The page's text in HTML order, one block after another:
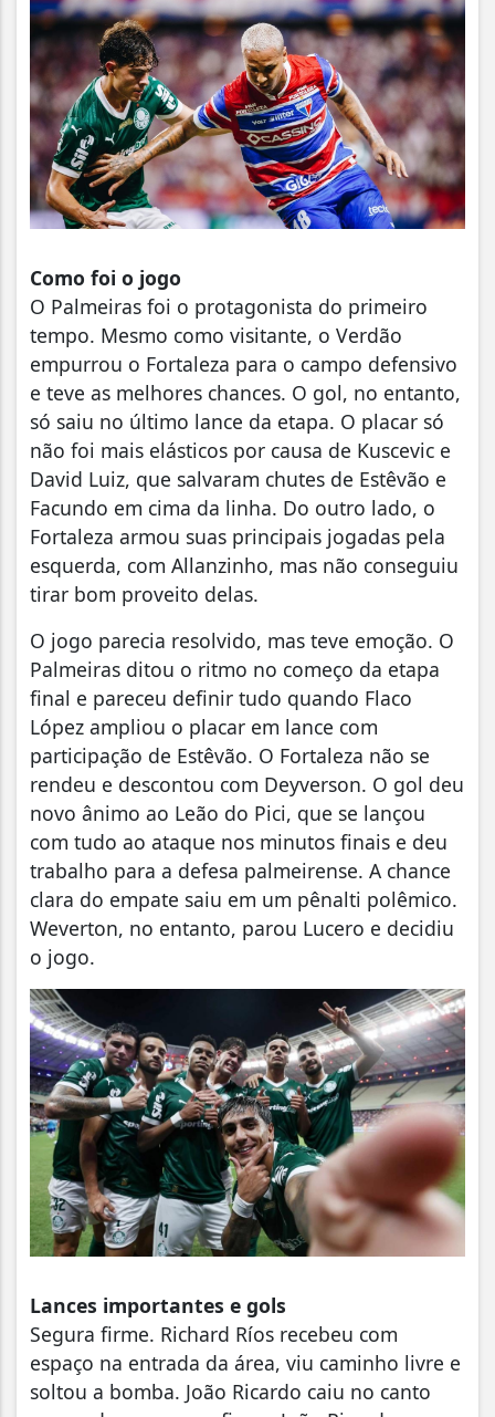
Como foi o jogo
O Palmeiras foi o protagonista do primeiro
tempo. Mesmo como visitante, o Verdão
empurrou o Fortaleza para o campo defensivo
e teve as melhores chances. O gol, no entanto,
só saiu no último lance da etapa. O placar só
não foi mais elásticos por causa de Kuscevic e
David Luiz, que salvaram chutes de Estêvão e
Facundo em cima da linha. Do outro lado, o
Fortaleza armou suas principais jogadas pela
esquerda, com Allanzinho, mas não conseguiu
tirar bom proveito delas.
O jogo parecia resolvido, mas teve emoção. O
Palmeiras ditou o ritmo no começo da etapa
final e pareceu definir tudo quando Flaco
López ampliou o placar em lance com
participação de Estêvão. O Fortaleza não se
rendeu e descontou com Deyverson. O gol deu
novo ânimo ao Leão do Pici, que se lançou
com tudo ao ataque nos minutos finais e deu
trabalho para a defesa palmeirense. A chance
clara do empate saiu em um pênalti polêmico.
Weverton, no entanto, parou Lucero e decidiu
o jogo.
Lances importantes e gols
Segura firme. Richard Ríos recebeu com
espaço na entrada da área, viu caminho livre e
soltou a bomba. João Ricardo caiu no canto